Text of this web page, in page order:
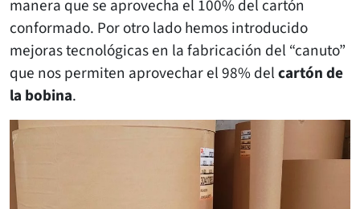
manera que se aprovecha el 100% del cartón
conformado. Por otro lado hemos introducido
mejoras tecnológicas en la fabricación del “canuto”
que nos permiten aprovechar el 98% delcartón de
la bobina.